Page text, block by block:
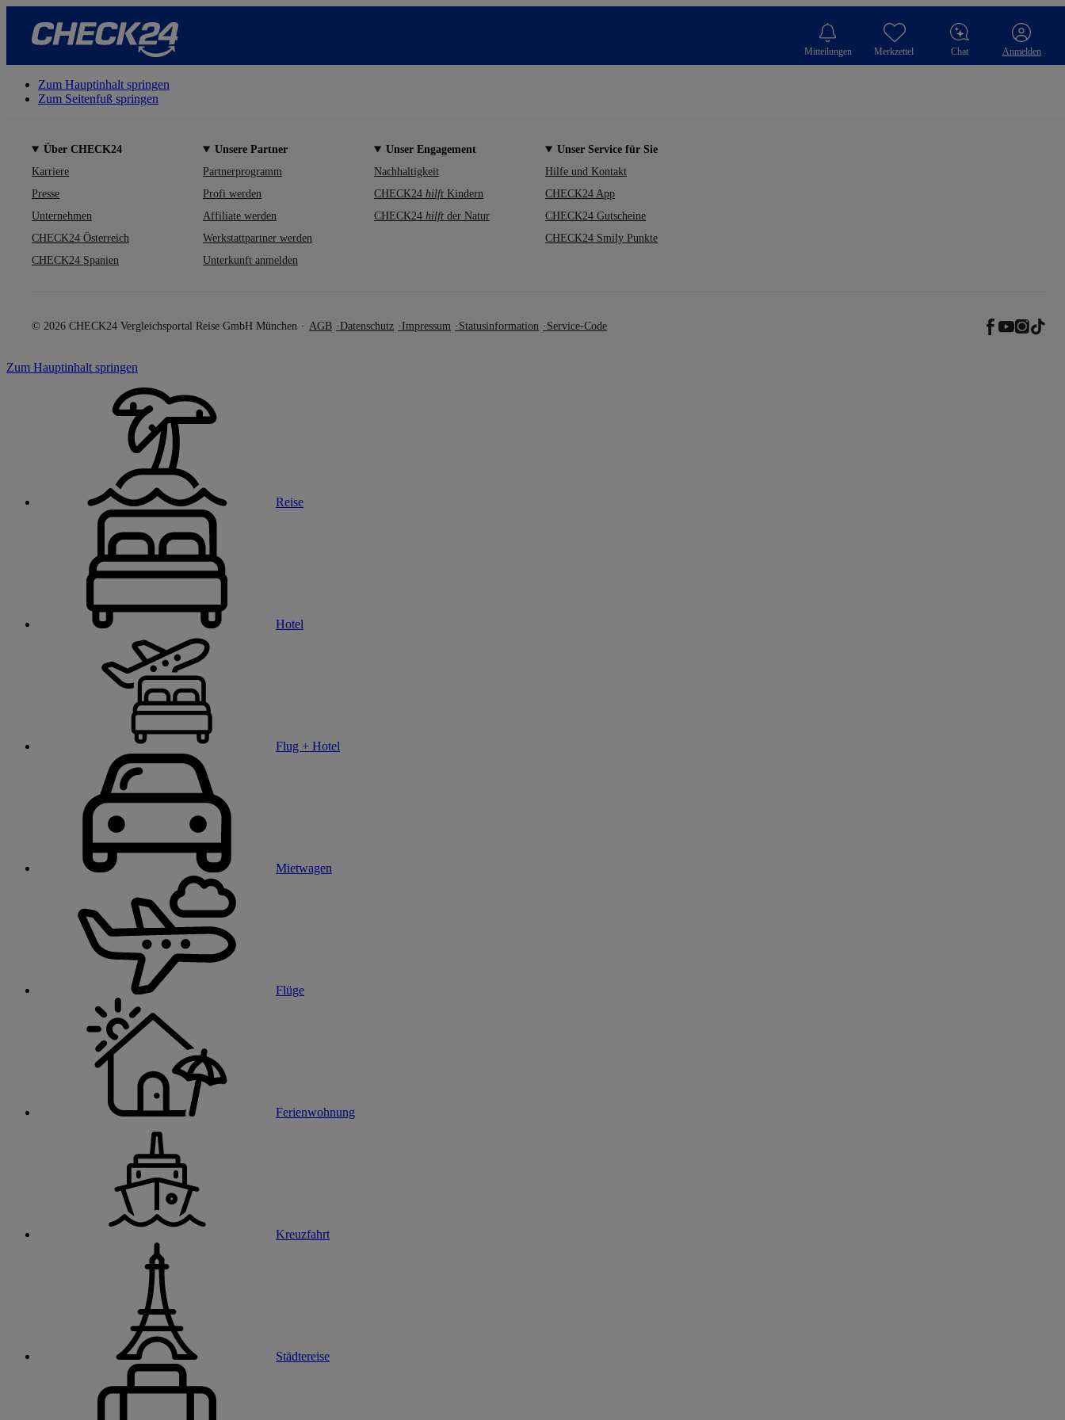
Mitteilungen Merkzettel Chat Anmelden
Zum Hauptinhalt springen
Zum Seitenfuß springen
Über CHECK24
Karriere
Presse
Unternehmen
CHECK24 Österreich
CHECK24 Spanien
Unsere Partner
Partnerprogramm
Profi werden
Affiliate werden
Werkstattpartner werden
Unterkunft anmelden
Unser Engagement
Nachhaltigkeit
CHECK24 hilft Kindern
CHECK24 hilft der Natur
Unser Service für Sie
Hilfe und Kontakt
CHECK24 App
CHECK24 Gutscheine
CHECK24 Smily Punkte
© 2026 CHECK24 Vergleichsportal Reise GmbH München AGB Datenschutz Impressum Statusinformation Service-Code
Zum Hauptinhalt springen
Reise
Hotel
Flug + Hotel
Mietwagen
Flüge
Ferienwohnung
Kreuzfahrt
Städtereise